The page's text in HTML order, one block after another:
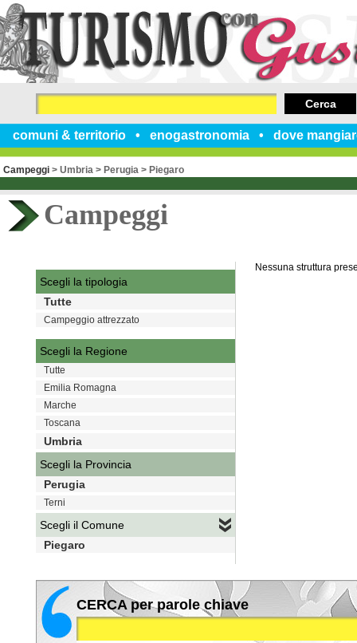
comuni & territorio enogastronomia dove
Cerca
Campeggi > Umbria > Perugia > Piegaro
Campeggi
Nessuna struttura
Scegli la tipologia
Tutte
Campeggio attrezzato
Scegli la Regione
Tutte
Emilia Romagna
Marche
Toscana
Umbria
Scegli la Provincia
Perugia
Terni
Scegli il Comune
Piegaro
CERCA per parole chiave